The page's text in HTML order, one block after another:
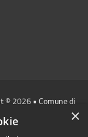
© 2026 • Comune di
Città Metropolitana di
• Powered by
×